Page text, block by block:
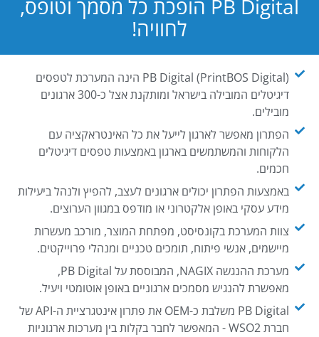
PB Digital הופכת כל מסמך וטופס,
לחוויה!
PB Digital (PrintBOS Digital) הינה המערכת לטפסים
דיגיטלים המובילה בישראל ומותקנת אצל כ-300 ארגונים
מובילים.
הפתרון מאפשר לארגון לייעל את כל האינטראקציה עם
הלקוחות והמשתמשים בארגון באמצעות טפסים דיגיטלים
חכמים.
באמצעות הפתרון יכולים ארגונים לעצב, להפיץ ולנהל ביעילות
מידע עסקי באופן אלקטרוני או מודפס במגוון הערוצים.
צוות המערכת בקונסיסט, מפתחת המוצר, מורכב מעשרות
מיישמים, אנשי פיתוח, תומכים טכניים ומנהלי פרוייקטים.
מערכת ההנגשה NAGIX, המבוססת על PB Digital,
מאפשרת להנגיש מסמכים ארגוניים באופן אוטומטי ויעיל.
PB Digital משלבת כ-OEM את פתרון אינטגרציית ה-API של
חברת WSO2 - המאפשר לחבר בקלות בין מערכות ארגוניות